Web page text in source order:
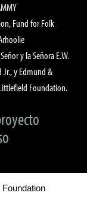
Fund for Folk
y la Señora E.W.
Jr., y Edmund &
Foundation.